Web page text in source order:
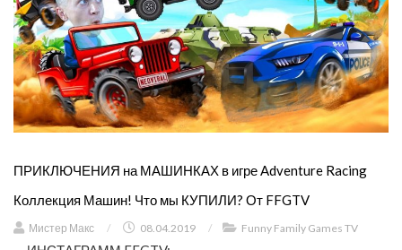
ПРИКЛЮЧЕНИЯ на МАШИНКАХ в игре Adventure Racing
Коллекция Машин! Что мы КУПИЛИ? От FFGTV
Мистер Макс / 08.04.2019 / Funny Family Games TV